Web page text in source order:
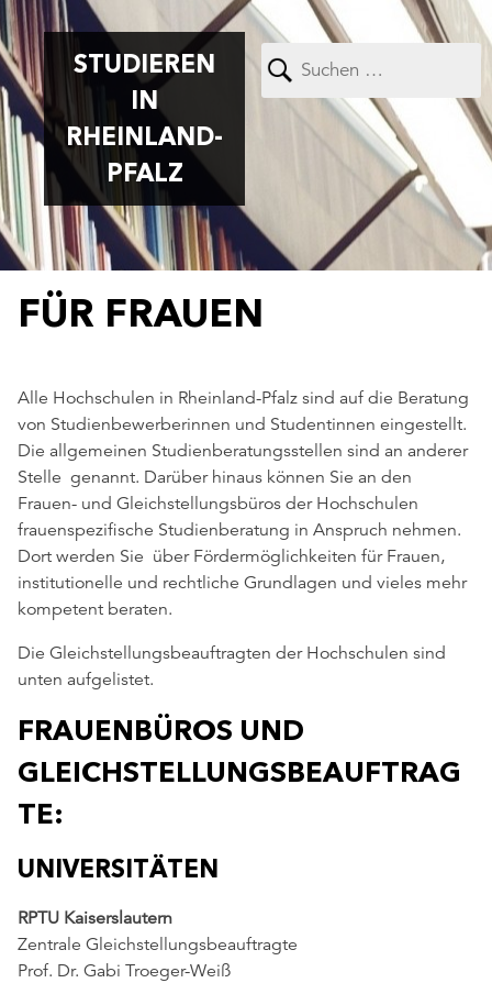
STUDIEREN
IN
RHEINLAND-
PFALZ
FÜR FRAUEN
Alle Hochschulen in Rheinland-Pfalz sind auf die Beratung
von Studienbewerberinnen und Studentinnen eingestellt.
Die allgemeinen Studienberatungsstellen sind an anderer
Stelle genannt. Darüber hinaus können Sie an den
Frauen- und Gleichstellungsbüros der Hochschulen
frauenspezifische Studienberatung in Anspruch nehmen.
Dort werden Sie über Fördermöglichkeiten für Frauen,
institutionelle und rechtliche Grundlagen und vieles mehr
kompetent beraten.
Die Gleichstellungsbeauftragten der Hochschulen sind
unten aufgelistet.
FRAUENBÜROS UND
GLEICHSTELLUNGSBEAUFTRAG
TE:
UNIVERSITÄTEN
RPTU Kaiserslautern
Zentrale Gleichstellungsbeauftragte
Prof. Dr. Gabi Troeger-Weiß